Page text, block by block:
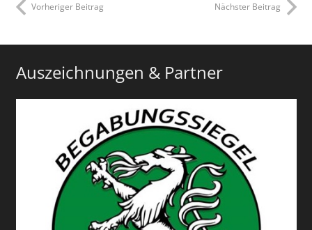
Vorheriger Beitrag Nächster Beitrag
Auszeichnungen & Partner